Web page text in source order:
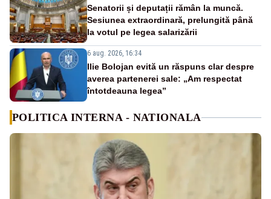
Senatorii și deputații rămân la muncă.
Sesiunea extraordinară, prelungită până
la votul pe legea salarizării
6 aug. 2026, 16:34
Ilie Bolojan evită un răspuns clar despre
averea partenerei sale: „Am respectat
întotdeauna legea”
POLITICA INTERNA - NATIONALA